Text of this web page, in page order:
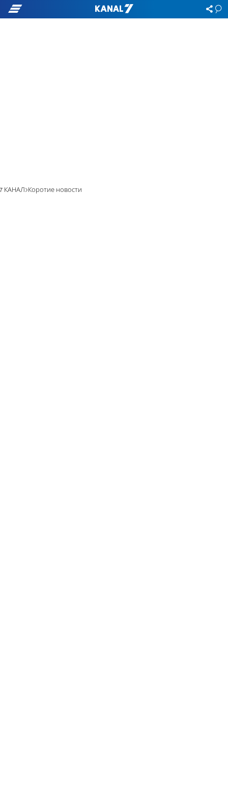
7 КАНАЛ Коротие новости